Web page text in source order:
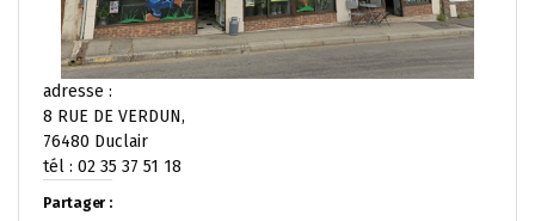
adresse :
8 RUE DE VERDUN,
76480 Duclair
tél : 02 35 37 51 18
Partager :